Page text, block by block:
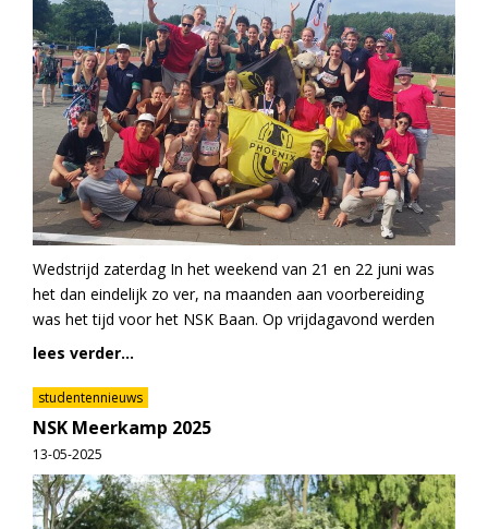
Wedstrijd zaterdag In het weekend van 21 en 22 juni was
het dan eindelijk zo ver, na maanden aan voorbereiding
was het tijd voor het NSK Baan. Op vrijdagavond werden
lees verder...
studentennieuws
NSK Meerkamp 2025
13-05-2025